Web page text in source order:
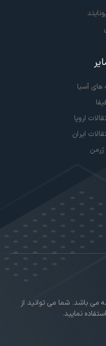
آسیا
اروپا
ایران
باشد. شما می توانید از
نمایید.